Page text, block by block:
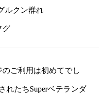
ルクン群れ
グ
ご利用は初めてでし
れたちSuperベテランダ